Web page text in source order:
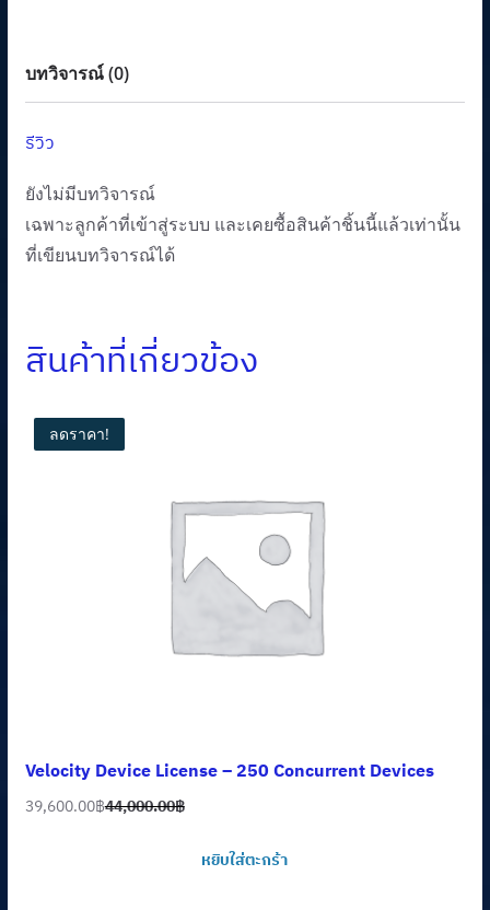
บทวิจารณ์ (0)
รีวิว
ยังไม่มีบทวิจารณ์
เฉพาะลูกค้าที่เข้าสู่ระบบ และเคยซื้อสินค้าชิ้นนี้แล้วเท่านั้น
ที่เขียนบทวิจารณ์ได้
สินค้าที่เกี่ยวข้อง
ลดราคา!
Velocity Device License – 250 Concurrent Devices
44,000.00฿
Original
39,600.00฿
Current
หยิบใส่ตะกร้า